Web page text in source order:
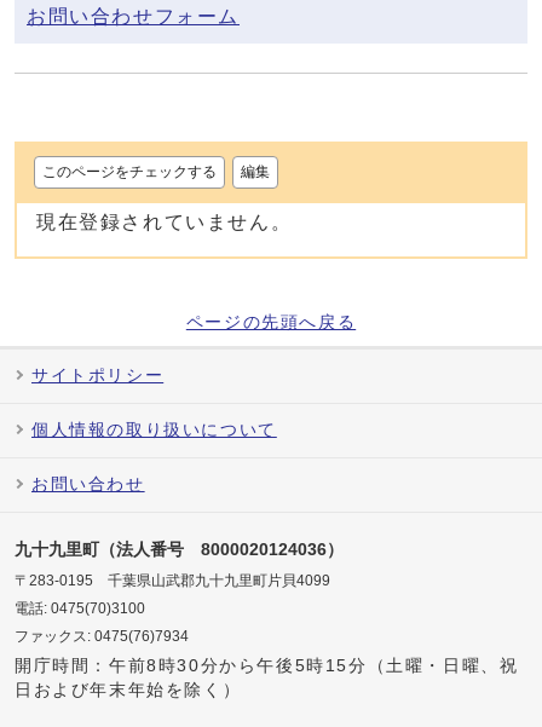
お問い合わせフォーム
このページをチェックする 編集
現在登録されていません。
ページの先頭へ戻る
サイトポリシー
個人情報の取り扱いについて
お問い合わせ
九十九里町（法人番号 8000020124036）
〒283-0195 千葉県山武郡九十九里町片貝4099
電話: 0475(70)3100
ファックス: 0475(76)7934
開庁時間：午前8時30分から午後5時15分（土曜・日曜、祝
日および年末年始を除く）